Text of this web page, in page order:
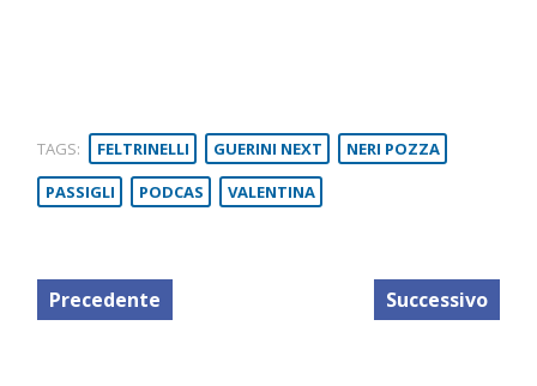
TAGS: FELTRINELLI GUERINI NEXT
NERI POZZA
PASSIGLI
PODCAS VALENTINA
Precedente Successivo